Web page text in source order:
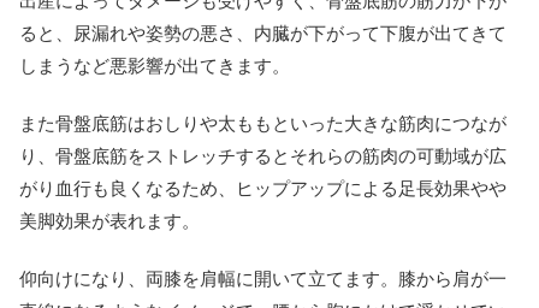
ると、尿漏れや姿勢の悪さ、内臓が下がって下腹が出てきて
しまうなど悪影響が出てきます。
また骨盤底筋はおしりや太ももといった大きな筋肉につなが
り、骨盤底筋をストレッチするとそれらの筋肉の可動域が広
がり血行も良くなるため、ヒップアップによる足長効果やや
美脚効果が表れます。
仰向けになり、両膝を肩幅に開いて立てます。膝から肩が一